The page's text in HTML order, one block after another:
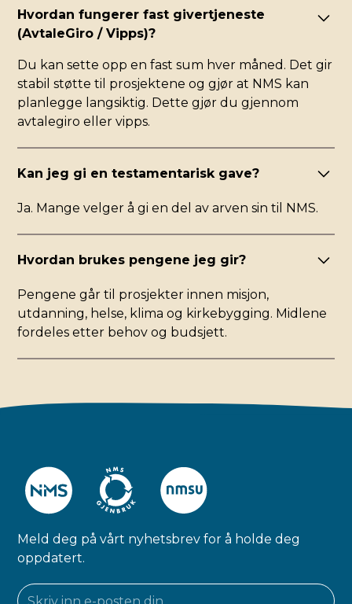
Hvordan fungerer fast givertjeneste
(AvtaleGiro / Vipps)?
Du kan sette opp en fast sum hver måned. Det gir
stabil støtte til prosjektene og gjør at NMS kan
planlegge langsiktig. Dette gjør du gjennom
avtalegiro eller vipps.
Kan jeg gi en testamentarisk gave?
Ja. Mange velger å gi en del av arven sin til NMS.
Hvordan brukes pengene jeg gir?
Pengene går til prosjekter innen misjon,
utdanning, helse, klima og kirkebygging. Midlene
fordeles etter behov og budsjett.
Meld deg på vårt nyhetsbrev for å holde deg
oppdatert.